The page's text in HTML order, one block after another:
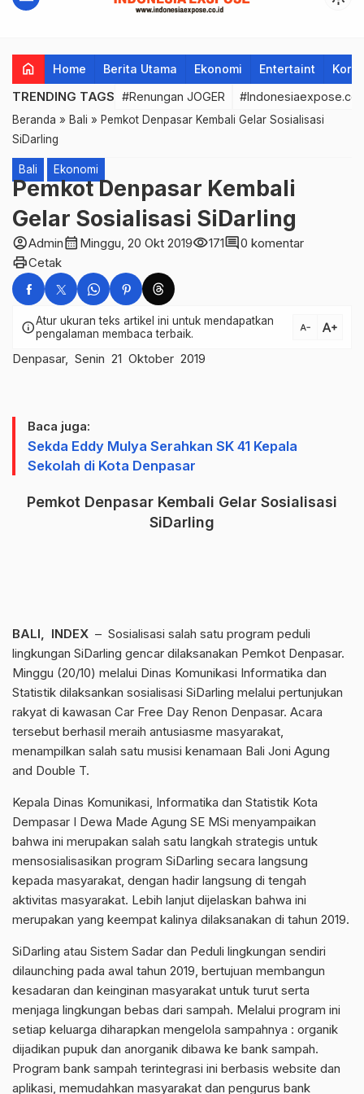
home Home Berita Utama Ekonomi Entertaint
TRENDING TAGS #Renungan JOGER
Beranda » Bali » Pemkot Denpasar Kembali Gelar Sosialisasi
SiDarling
Bali Ekonomi
Pemkot Denpasar Kembali
Gelar Sosialisasi SiDarling
account_circleAdmincalendar_month Minggu, 20 Okt 2019visibility171comment0 komentar
printCetak
infoAtur ukuran teks artikel ini untuk mendapatkan
pengalaman membaca terbaik.
text_decrease text_increase
Denpasar, Senin 21 Oktober 2019
Baca juga:
Sekda Eddy Mulya Serahkan SK 41 Kepala
Sekolah di Kota Denpasar
Pemkot Denpasar Kembali Gelar Sosialisasi
SiDarling
BALI, INDEX – Sosialisasi salah satu program peduli
lingkungan SiDarling gencar dilaksanakan Pemkot Denpasar.
Minggu (20/10) melalui Dinas Komunikasi Informatika dan
Statistik dilaksankan sosialisasi SiDarling melalui pertunjukan
rakyat di kawasan Car Free Day Renon Denpasar. Acara
tersebut berhasil meraih antusiasme masyarakat,
menampilkan salah satu musisi kenamaan Bali Joni Agung
and Double T.
Kepala Dinas Komunikasi, Informatika dan Statistik Kota
Dempasar I Dewa Made Agung SE MSi menyampaikan
bahwa ini merupakan salah satu langkah strategis untuk
mensosialisasikan program SiDarling secara langsung
kepada masyarakat, dengan hadir langsung di tengah
aktivitas masyarakat. Lebih lanjut dijelaskan bahwa ini
merupakan yang keempat kalinya dilaksanakan di tahun 2019.
SiDarling atau Sistem Sadar dan Peduli lingkungan sendiri
dilaunching pada awal tahun 2019, bertujuan membangun
kesadaran dan keinginan masyarakat untuk turut serta
menjaga lingkungan bebas dari sampah. Melalui program ini
setiap keluarga diharapkan mengelola sampahnya : organik
dijadikan pupuk dan anorganik dibawa ke bank sampah.
Program bank sampah terintegrasi ini berbasis website dan
aplikasi, memudahkan masyarakat dan pengurus bank